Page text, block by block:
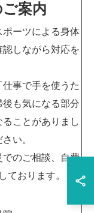
案内
ーツによる身体
しながら対応を
仕事で手を使うた
も気になる部分
ことがありまし
い。
のご相談、自費
ております。